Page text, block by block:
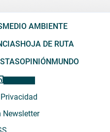
MEDIO AMBIENTE
HOJA DE RUTA
OPINIÓN MUNDO
Newsletter